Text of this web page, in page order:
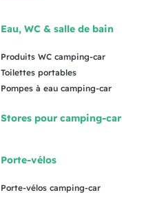
Eau, WC & salle de bain
Produits WC camping-car
Toilettes portables
Pompes à eau camping-car
Stores pour camping-car
Porte-vélos
Porte-vélos camping-car